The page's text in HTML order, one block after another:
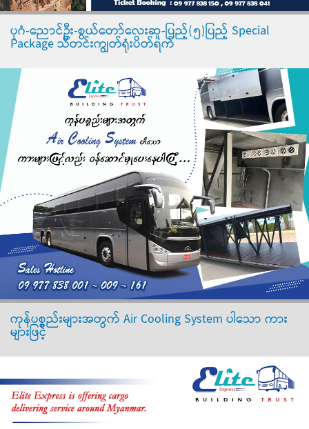
ပုဂံ-ညောင်ဦး-စွယ်တော်လေးဆူ-ပြည့်(၅)ပြည့် Special
Package သီတင်းကျွတ်ရုံးပိတ်ရက်
ကုန်ပစ္စည်းများအတွက် Air Cooling System ပါသော ကား
များဖြင့်